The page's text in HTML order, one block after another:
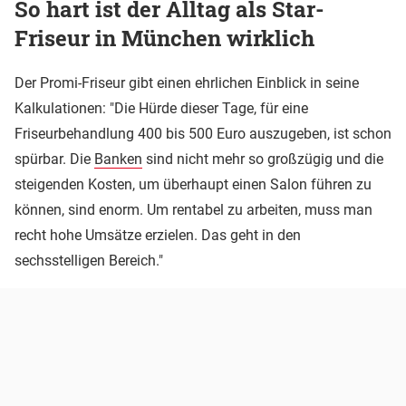
So hart ist der Alltag als Star-
Friseur in München wirklich
Der Promi-Friseur gibt einen ehrlichen Einblick in seine
Kalkulationen: "Die Hürde dieser Tage, für eine
Friseurbehandlung 400 bis 500 Euro auszugeben, ist schon
spürbar. Die Banken sind nicht mehr so großzügig und die
steigenden Kosten, um überhaupt einen Salon führen zu
können, sind enorm. Um rentabel zu arbeiten, muss man
recht hohe Umsätze erzielen. Das geht in den
sechsstelligen Bereich."